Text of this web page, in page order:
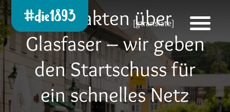
[gtranslate]
9 Fakten über
Glasfaser – wir geben
den Startschuss für
ein schnelles Netz
Die 1893 heute!
Zur neuen Startseite